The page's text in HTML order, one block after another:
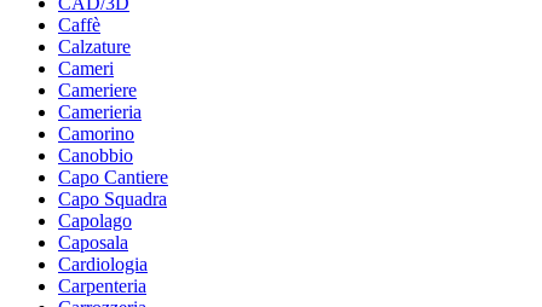
Caffè
Calzature
Cameri
Cameriere
Camerieria
Camorino
Canobbio
Capo Cantiere
Capo Squadra
Capolago
Caposala
Cardiologia
Carpenteria